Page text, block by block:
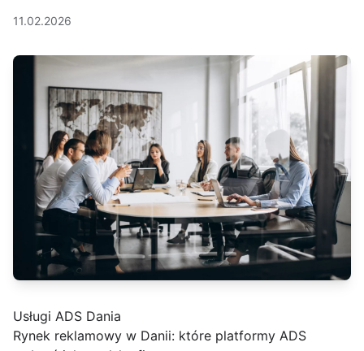
11.02.2026
Usługi ADS Dania
Rynek reklamowy w Danii: które platformy ADS